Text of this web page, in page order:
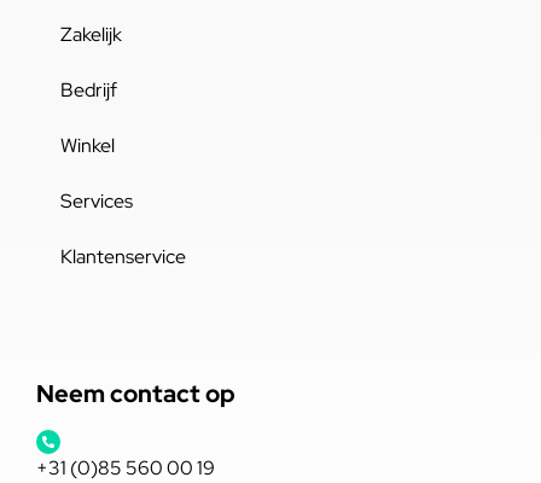
Zakelijk
Bedrijf
Winkel
Services
Klantenservice
Neem contact op
+31 (0)85 560 00 19